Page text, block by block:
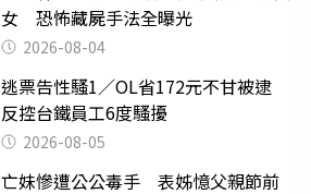
女 恐怖藏屍手法全曝光
2026-08-04
逃票告性騷1／OL省172元不甘被逮
反控台鐵員工6度騷擾
2026-08-05
亡妹慘遭公公毒手 表姊憶父親節前